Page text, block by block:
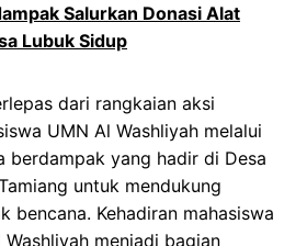
Salurkan Donasi Alat
Lubuk Sidup
dari rangkaian aksi
UMN Al Washliyah melalui
berdampak yang hadir di Desa
untuk mendukung
bencana. Kehadiran mahasiswa
menjadi bagian